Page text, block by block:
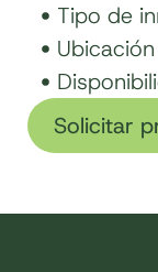
Tipo de
Ubicación
Solicitar